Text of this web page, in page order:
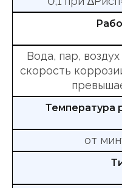
Вода, пар,
скорость
Температура
от